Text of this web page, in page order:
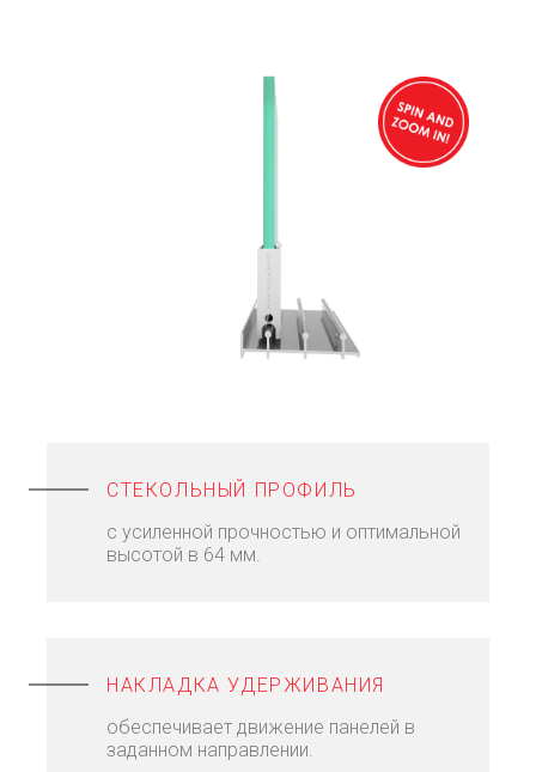
СТЕКОЛЬНЫЙ ПРОФИЛЬ
с усиленной прочностью и оптимальной
высотой в 64 мм.
НАКЛАДКА УДЕРЖИВАНИЯ
обеспечивает движение панелей в
заданном направлении.